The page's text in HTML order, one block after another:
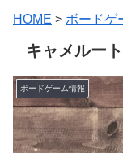
HOME > ボードゲ
キャメルート
ボードゲーム情報